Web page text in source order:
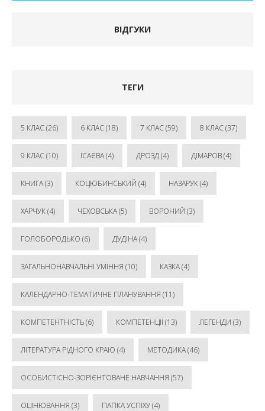
ВІДГУКИ
ТЕГИ
5 КЛАС(26) 6 КЛАС(18) 7 КЛАС(59) 8 КЛАС(37)
9 КЛАС(10) ІСАЄВА(4) ДРОЗД(4) ДІМАРОВ(4)
КНИГА(3) КОЦЮБИНСЬКИЙ (4) НАЗАРУК(4)
ХАРЧУК(4) ЧЕХОВСЬКА(5) ВОРОНИЙ (3)
ГОЛОБОРОДЬКО (6) ДУДІНА(4)
ЗАГАЛЬНОНАВЧАЛЬНІ УМІННЯ (10) КАЗКА(4)
КАЛЕНДАРНО-ТЕМАТИЧНЕ ПЛАНУВАННЯ (11)
КОМПЕТЕНТНІСТЬ(6) КОМПЕТЕНЦІЇ (13) ЛЕГЕНДИ (3)
ЛІТЕРАТУРА РІДНОГО КРАЮ (4) МЕТОДИКА(46)
ОСОБИСТІСНО-ЗОРІЄНТОВАНЕ НАВЧАННЯ (57)
ОЦІНЮВАННЯ (3) ПАПКА УСПІХУ(4)